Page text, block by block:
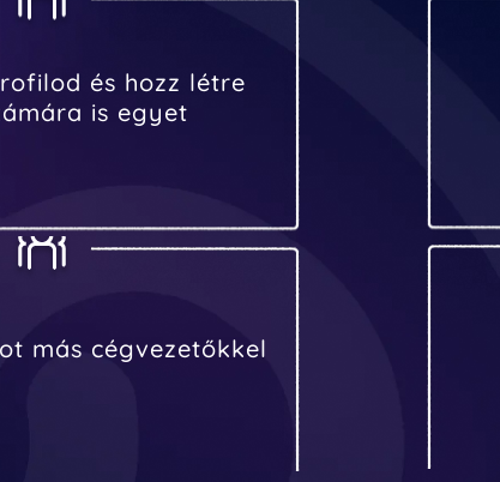
és hozz létre
is egyet
más cégvezetőkkel